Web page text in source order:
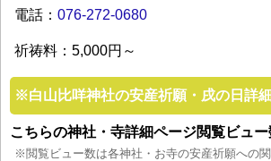
電話： 076-272-0680
祈祷料：5,000円～
※白山比咩神社の安産祈願・戌の日詳
こちらの神社・寺詳細ページ閲覧ビュ
※閲覧ビュー数は各神社・お寺の安産祈願への